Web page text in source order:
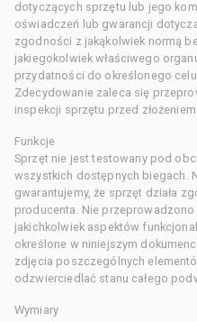
dotyczących sprzętu lub jego
oświadczeń lub gwarancji
zgodności z jakąkolwiek normą
jakiegokolwiek właściwego
przydatności do określonego
Zdecydowanie zaleca się
inspekcji sprzętu przed
Funkcje
Sprzęt nie jest testowany pod
wszystkich dostępnych biegach.
gwarantujemy, że sprzęt działa
producenta. Nie
jakichkolwiek aspektów
określone w niniejszym
zdjęcia poszczególnych
odzwierciedlać stanu całego
Wymiary